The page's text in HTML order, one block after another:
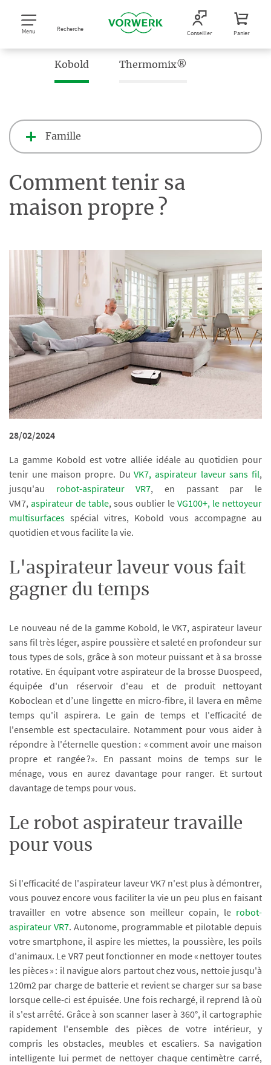
Menu Recherche Conseiller Panier
Kobold Thermomix®
Famille
Comment tenir sa
maison propre ?
28/02/2024
La gamme Kobold est votre alliée idéale au quotidien pour
tenir une maison propre. DuVK7, aspirateur laveur sans fil,
jusqu'au robot-aspirateur VR7, en passant par le
VM7, aspirateur de table, sous oublier le VG100+, le nettoyeur
multisurfaces spécial vitres, Kobold vous accompagne au
quotidien et vous facilite la vie.
L'aspirateur laveur vous fait
gagner du temps
Le nouveau né de la gamme Kobold, le VK7, aspirateur laveur
sans fil très léger, aspire poussière et saleté en profondeur sur
tous types de sols, grâce à son moteur puissant et à sa brosse
rotative. En équipant votre aspirateur de la brosse Duospeed,
équipée d'un réservoir d'eau et de produit nettoyant
Koboclean et d’une lingette en micro-fibre, il lavera en même
temps qu'il aspirera. Le gain de temps et l'efficacité de
l'ensemble est spectaculaire. Notamment pour vous aider à
répondre à l'éternelle question : « comment avoir une maison
propre et rangée ?». En passant moins de temps sur le
ménage, vous en aurez davantage pour ranger. Et surtout
davantage de temps pour vous.
Le robot aspirateur travaille
pour vous
Si l'efficacité de l'aspirateur laveur VK7 n'est plus à démontrer,
vous pouvez encore vous faciliter la vie un peu plus en faisant
travailler en votre absence son meilleur copain, le robot-
aspirateur VR7. Autonome, programmable et pilotable depuis
votre smartphone, il aspire les miettes, la poussière, les poils
d'animaux. Le VR7 peut fonctionner en mode « nettoyer toutes
les pièces » : il navigue alors partout chez vous, nettoie jusqu'à
120m2 par charge de batterie et revient se charger sur sa base
lorsque celle-ci est épuisée. Une fois rechargé, il reprend là où
il s'est arrêté. Grâce à son scanner laser à 360°, il cartographie
rapidement l'ensemble des pièces de votre intérieur, y
compris les obstacles, meubles et escaliers. Sa navigation
intelligente lui permet de nettoyer chaque centimètre carré,